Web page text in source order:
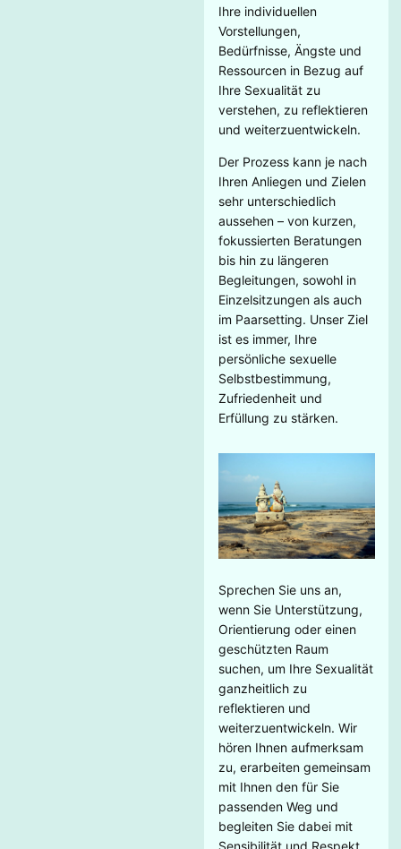
Ihre individuellen
Vorstellungen,
Bedürfnisse, Ängste und
Ressourcen in Bezug auf
Ihre Sexualität zu
verstehen, zu reflektieren
und weiterzuentwickeln.
Der Prozess kann je nach
Ihren Anliegen und Zielen
sehr unterschiedlich
aussehen – von kurzen,
fokussierten Beratungen
bis hin zu längeren
Begleitungen, sowohl in
Einzelsitzungen als auch
im Paarsetting. Unser Ziel
ist es immer, Ihre
persönliche sexuelle
Selbstbestimmung,
Zufriedenheit und
Erfüllung zu stärken.
Sprechen Sie uns an,
wenn Sie Unterstützung,
Orientierung oder einen
geschützten Raum
suchen, um Ihre Sexualität
ganzheitlich zu
reflektieren und
weiterzuentwickeln. Wir
hören Ihnen aufmerksam
zu, erarbeiten gemeinsam
mit Ihnen den für Sie
passenden Weg und
begleiten Sie dabei mit
Sensibilität und Respekt.